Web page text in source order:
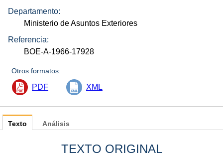
Departamento:
Ministerio de Asuntos Exteriores
Referencia:
BOE-A-1966-17928
Otros formatos:
PDF XML
Texto
TEXTO ORIGINAL
Análisis